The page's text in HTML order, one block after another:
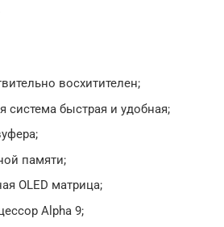
восхитителен;
система быстрая и удобная;
памяти;
OLED матрица;
Alpha 9;